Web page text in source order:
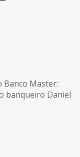
Banco Master:
banqueiro Daniel